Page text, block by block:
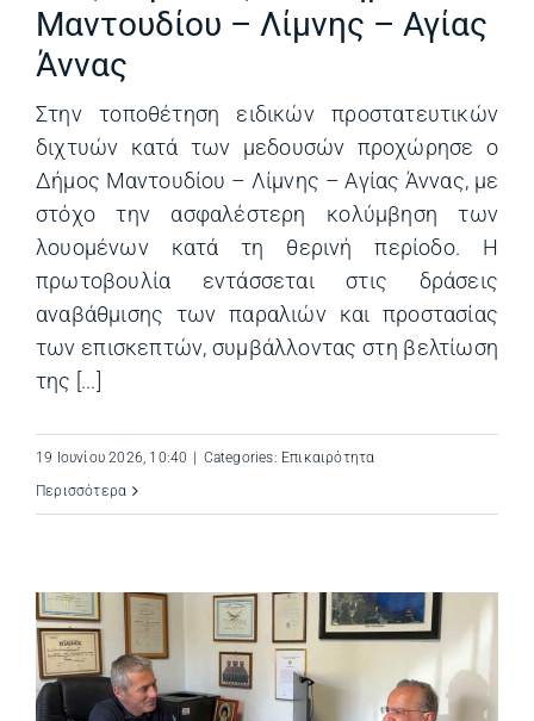
Μαντουδίου – Λίμνης – Αγίας
Άννας
Στην τοποθέτηση ειδικών προστατευτικών
διχτυών κατά των μεδουσών προχώρησε ο
Δήμος Μαντουδίου – Λίμνης – Αγίας Άννας, με
στόχο την ασφαλέστερη κολύμβηση των
λουομένων κατά τη θερινή περίοδο. Η
πρωτοβουλία εντάσσεται στις δράσεις
αναβάθμισης των παραλιών και προστασίας
των επισκεπτών, συμβάλλοντας στη βελτίωση
της [...]
19 Ιουνίου 2026, 10:40 Categories: Επικαιρότητα
Περισσότερα